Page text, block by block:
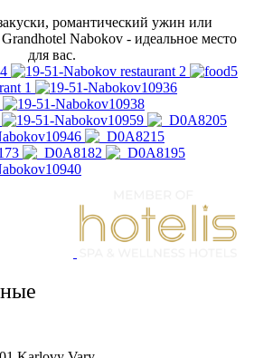
романтический ужин или
Nabokov - идеальное место
для вас.